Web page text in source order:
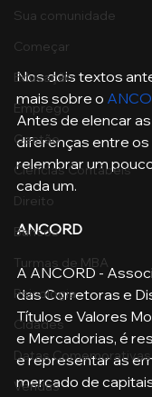
Sua comunidade
Começar
Educação
Emprego
Gestão
Ciências Contábeis
Direito
Bancos
Turmas de MBA
Psicologia
Cidades
Datas Comemorativas
Vendas
Nos dois textos
mais sobre o
Antes de elencar
diferenças entre os
relembrar um
cada um.
ANCORD
A ANCORD -
das Corretoras e
Títulos e Valores
e Mercadorias, é
e representar as
mercado de